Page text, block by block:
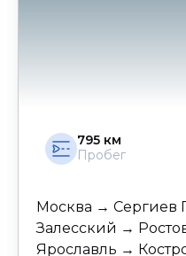
795 км
Пробег
Москва → Сергиев
Залесский →
Ярославль →